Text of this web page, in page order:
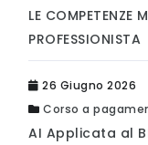
LE COMPETENZE
PROFESSIONISTA
26 Giugno 2026
Corso a
AI Applicata al